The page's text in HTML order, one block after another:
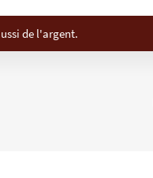
de l'argent.